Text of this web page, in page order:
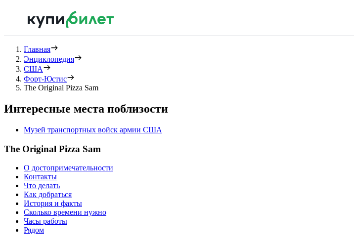
Главная
Энциклопедия
США
Форт-Юстис
The Original Pizza Sam
Интересные места поблизости
Музей транспортных войск армии США
The Original Pizza Sam
О достопримечательности
Контакты
Что делать
Как добраться
История и факты
Сколько времени нужно
Часы работы
Рядом